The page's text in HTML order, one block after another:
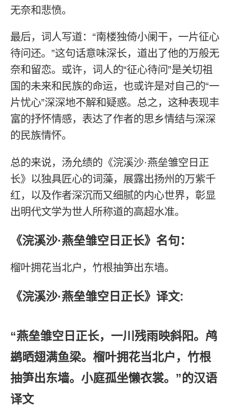
无奈和悲愤。
最后，词人写道：“南楼独倚小阑干，一片征心
待问还。”这句话意味深长，道出了他的万般无
奈和留恋。或许，词人的“征心待问”是关切祖
国的未来和民族的命运，也或许是对自己的“一
片忧心”深深地不解和疑惑。总之，这种表现丰
富的抒怀情感，表达了作者的思乡情结与深深
的民族情怀。
总的来说，汤允绩的《浣溪沙·燕垒雏空日正
长》以独具匠心的词藻，展露出扬州的万紫千
红，以及作者深沉而又细腻的内心世界，彰显
出明代文学为世人所称道的高超水准。
《浣溪沙·燕垒雏空日正长》名句：
榴叶拥花当北户，竹根抽笋出东墙。
《浣溪沙·燕垒雏空日正长》译文:
“燕垒雏空日正长，一川残雨映斜阳。鸬
鹚晒翅满鱼梁。榴叶拥花当北户，竹根
抽笋出东墙。小庭孤坐懒衣裳。”的汉语
译文